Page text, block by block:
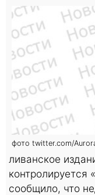
фото twitter.com/
ливанское
контролируется
сообщило, что